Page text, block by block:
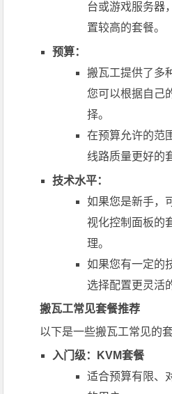
台或游戏服务器
置较高的套餐。
预算：
搬瓦工提供了多
您可以根据自己
择。
在预算允许的范
线路质量更好的
技术水平：
如果您是新手，
视化控制面板的
理。
如果您有一定的
选择配置更灵活
搬瓦工常见套餐推荐
以下是一些搬瓦工常见的
入门级：KVM套餐
适合预算有限、